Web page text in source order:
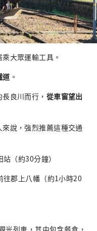
大眾運輸工具。
道 。
良川而行， 從車窗望出
說，強烈推薦這種交通
（約30分鐘）
往郡上八幡（約1小時20